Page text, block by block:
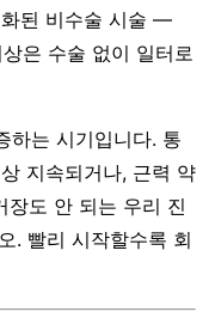
된 비수술 시술 —
은 수술 없이 일터로
하는 시기입니다. 통
지속되거나, 근력 약
장도 안 되는 우리 진
. 빨리 시작할수록 회